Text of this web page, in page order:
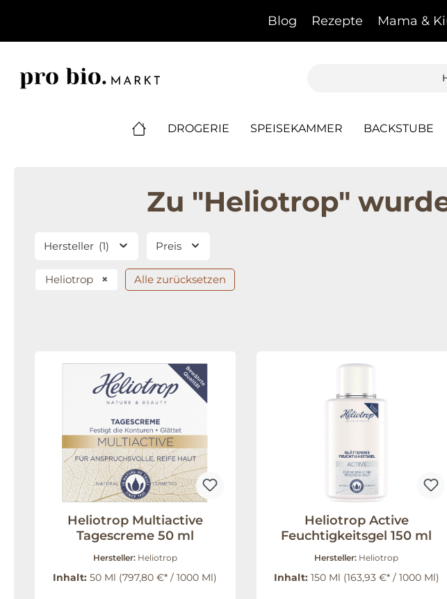
Blog Rezepte Mama &
DROGERIE SPEISEKAMMER BACKSTUBE
Zu "Heliotrop"
Hersteller (1) Preis
Heliotrop × Alle zurücksetzen
Heliotrop Multiactive
Tagescreme 50 ml
Hersteller: Heliotrop
Inhalt:50 Ml (797,80 €* / 1000 Ml)
Heliotrop Active
Feuchtigkeitsgel 150 ml
Hersteller: Heliotrop
Inhalt: 150 Ml (163,93 €* / 1000 Ml)